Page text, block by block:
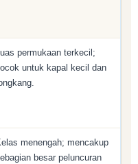
permukaan terkecil;
untuk kapal kecil dan
menengah; mencakup
besar peluncuran